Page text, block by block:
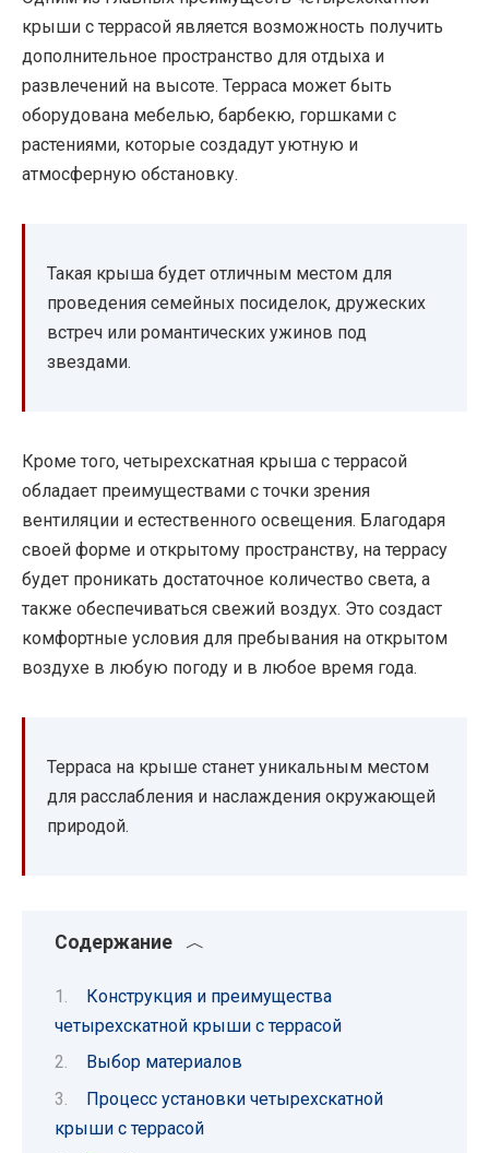
крыши с террасой является возможность получить
дополнительное пространство для отдыха и
развлечений на высоте. Терраса может быть
оборудована мебелью, барбекю, горшками с
растениями, которые создадут уютную и
атмосферную обстановку.
Такая крыша будет отличным местом для
проведения семейных посиделок, дружеских
встреч или романтических ужинов под
звездами.
Кроме того, четырехскатная крыша с террасой
обладает преимуществами с точки зрения
вентиляции и естественного освещения. Благодаря
своей форме и открытому пространству, на террасу
будет проникать достаточное количество света, а
также обеспечиваться свежий воздух. Это создаст
комфортные условия для пребывания на открытом
воздухе в любую погоду и в любое время года.
Терраса на крыше станет уникальным местом
для расслабления и наслаждения окружающей
природой.
Содержание
Конструкция и преимущества
четырехскатной крыши с террасой
Выбор материалов
Процесс установки четырехскатной
крыши с террасой